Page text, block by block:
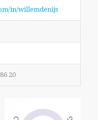
in/willemdenijs
20